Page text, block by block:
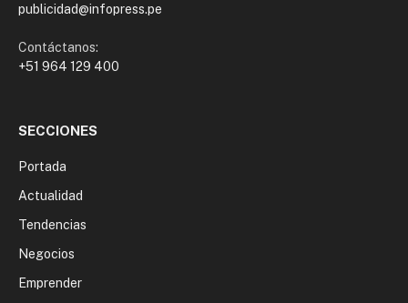
publicidad@infopress.pe
Contáctanos:
+51 964 129 400
SECCIONES
Portada
Actualidad
Tendencias
Negocios
Emprender